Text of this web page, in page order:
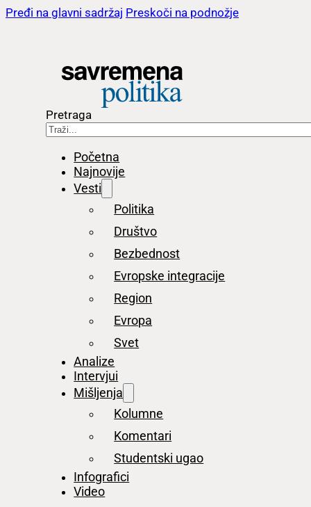
Pređi na glavni sadržaj Preskoči na podnožje
Pretraga
Početna
Najnovije
Vesti
Politika
Društvo
Bezbednost
Evropske integracije
Region
Evropa
Svet
Analize
Intervjui
Mišljenja
Kolumne
Komentari
Studentski ugao
Infografici
Video